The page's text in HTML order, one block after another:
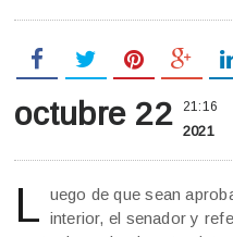
octubre 22 21:16
2021
L uego de que sean
interior, el senador y